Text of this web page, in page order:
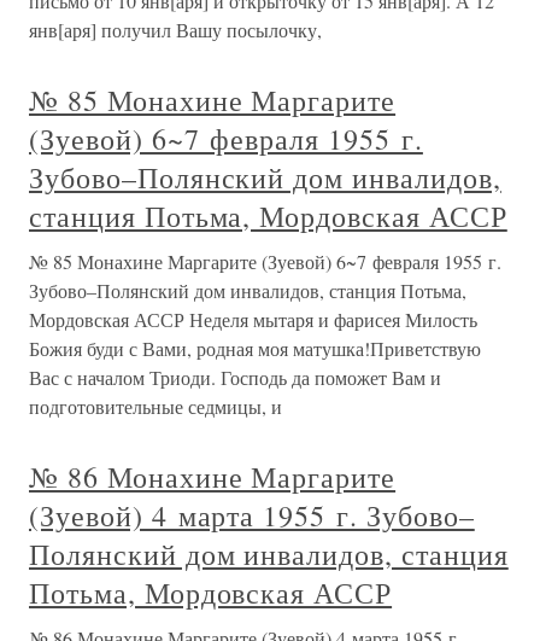
янв[аря] получил Вашу посылочку,
№ 85 Монахине Маргарите
(Зуевой) 6~7 февраля 1955 г.
Зубово–Полянский дом инвалидов,
станция Потьма, Мордовская АССР
№ 85 Монахине Маргарите (Зуевой) 6~7 февраля 1955 г.
Зубово–Полянский дом инвалидов, станция Потьма,
Мордовская АССР Неделя мытаря и фарисея Милость
Божия буди с Вами, родная моя матушка!Приветствую
Вас с началом Триоди. Господь да поможет Вам и
подготовительные седмицы, и
№ 86 Монахине Маргарите
(Зуевой) 4 марта 1955 г. Зубово–
Полянский дом инвалидов, станция
Потьма, Мордовская АССР